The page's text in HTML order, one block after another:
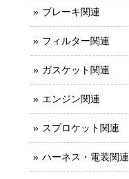
ブレーキ関連
フィルター関連
ガスケット関連
エンジン関連
スプロケット関連
ハーネス・電装関連